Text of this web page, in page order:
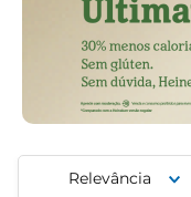
Relevância
azeite
biscoito
arroz
papel higiênico